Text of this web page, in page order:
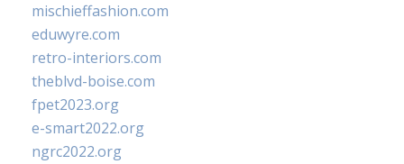
mischieffashion.com
eduwyre.com
retro-interiors.com
theblvd-boise.com
fpet2023.org
e-smart2022.org
ngrc2022.org